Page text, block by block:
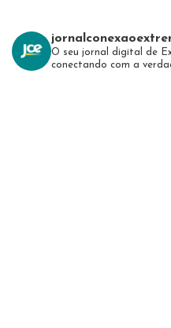
O seu jornal digital de
conectando com a